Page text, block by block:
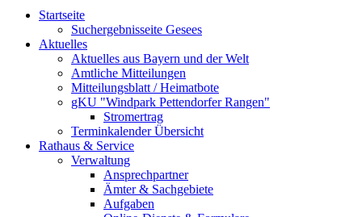
Startseite
Suchergebnisseite Gesees
Aktuelles
Aktuelles aus Bayern und der Welt
Amtliche Mitteilungen
Mitteilungsblatt / Heimatbote
gKU "Windpark Pettendorfer Rangen"
Stromertrag
Terminkalender Übersicht
Rathaus & Service
Verwaltung
Ansprechpartner
Ämter & Sachgebiete
Aufgaben